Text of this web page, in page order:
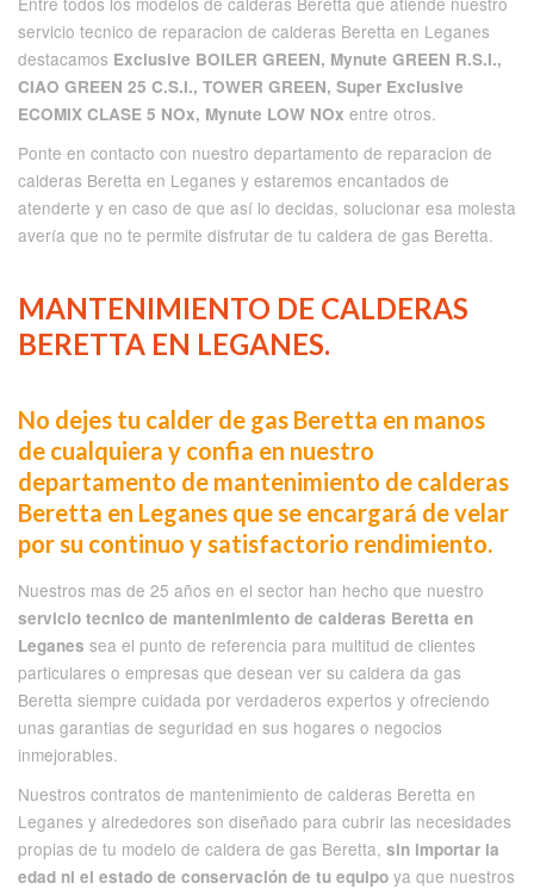
servicio tecnico de reparacion de calderas Beretta en Leganes
destacamos Exclusive BOILER GREEN, Mynute GREEN R.S.I.,
CIAO GREEN 25 C.S.I., TOWER GREEN, Super Exclusive
ECOMIX CLASE 5 NOx, Mynute LOW NOx entre otros.
Ponte en contacto con nuestro departamento de reparacion de
calderas Beretta en Leganes y estaremos encantados de
atenderte y en caso de que así lo decidas, solucionar esa molesta
avería que no te permite disfrutar de tu caldera de gas Beretta.
MANTENIMIENTO DE CALDERAS
BERETTA EN LEGANES.
No dejes tu calder de gas Beretta en manos
de cualquiera y confia en nuestro
departamento de mantenimiento de calderas
Beretta en Leganes que se encargará de velar
por su continuo y satisfactorio rendimiento.
Nuestros mas de 25 años en el sector han hecho que nuestro
servicio tecnico de mantenimiento de calderas Beretta en
Leganes sea el punto de referencia para multitud de clientes
particulares o empresas que desean ver su caldera da gas
Beretta siempre cuidada por verdaderos expertos y ofreciendo
unas garantias de seguridad en sus hogares o negocios
inmejorables.
Nuestros contratos de mantenimiento de calderas Beretta en
Leganes y alrededores son diseñado para cubrir las necesidades
propias de tu modelo de caldera de gas Beretta, sin importar la
edad ni el estado de conservación de tu equipo ya que nuestros